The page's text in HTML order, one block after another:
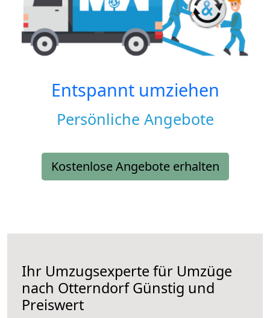
Entspannt umziehen
Persönliche Angebote
Kostenlose Angebote erhalten
Ihr Umzugsexperte für Umzüge
nach OtterndorfGünstig und
Preiswert